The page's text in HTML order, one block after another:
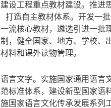
设工程重点教材建设。推进
打造自主教材体系。开发一
流核心教材，遴选引进一批
，健全国家、地方、学校、
料和课外读物管理。
语言文字。实施国家通用语
标准体系，建设新型国家语
国家语言文化传承发展系列